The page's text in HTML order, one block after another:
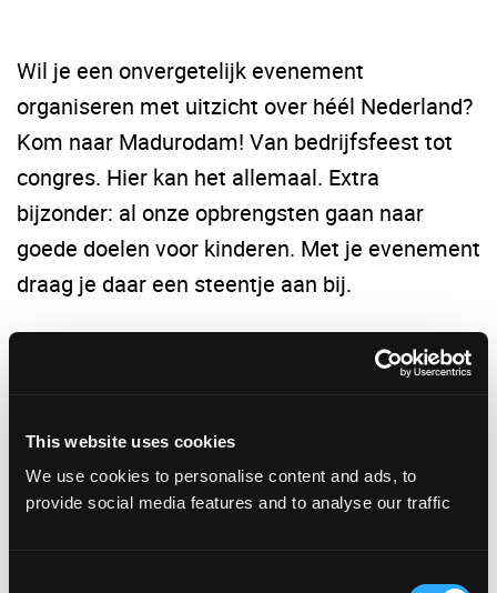
This website uses cookies
We use cookies to personalise content and ads, to
provide social media features and to analyse our traffic
Wil je een onvergetelijk evenement
organiseren met uitzicht over héél Nederland?
Kom naar Madurodam! Van bedrijfsfeest tot
congres. Hier kan het allemaal. Extra
bijzonder: al onze opbrengsten gaan naar
goede doelen voor kinderen. Met je evenement
draag je daar een steentje aan bij.
1 2